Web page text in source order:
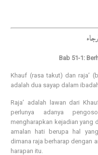
Khauf (rasa takut) dan raja’
adalah dua sayap dalam
Raja’ adalah lawan dari
perlunya adanya
mengharapkan kejadian yang
amalan hati berupa hal
dimana raja berharap dengan
harapan itu.